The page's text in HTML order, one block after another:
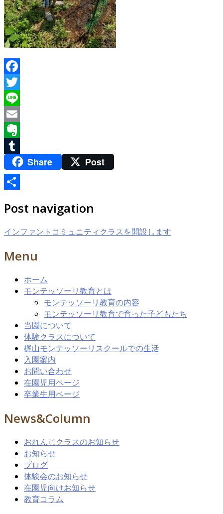
Facebook
Twitter
Line
Email
Evernote
TumblrShare Post
有
Post navigation
インファントコミュニティクラスを開設します
Menu
ホーム
モンテッソーリ教育とは
モンテッソーリ教育の内容
モンテッソーリ教育で育った子どもたち
当園について
体験クラスについて
梶山モンテッソーリスクールでの生活
入園案内
お問い合わせ
在園児用ページ
卒業生用ページ
News&Column
おれんじクラスのお知らせ
お知らせ
ブログ
体験会のお知らせ
在園児向けお知らせ
教育コラム